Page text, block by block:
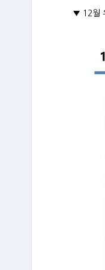
▼ 12월